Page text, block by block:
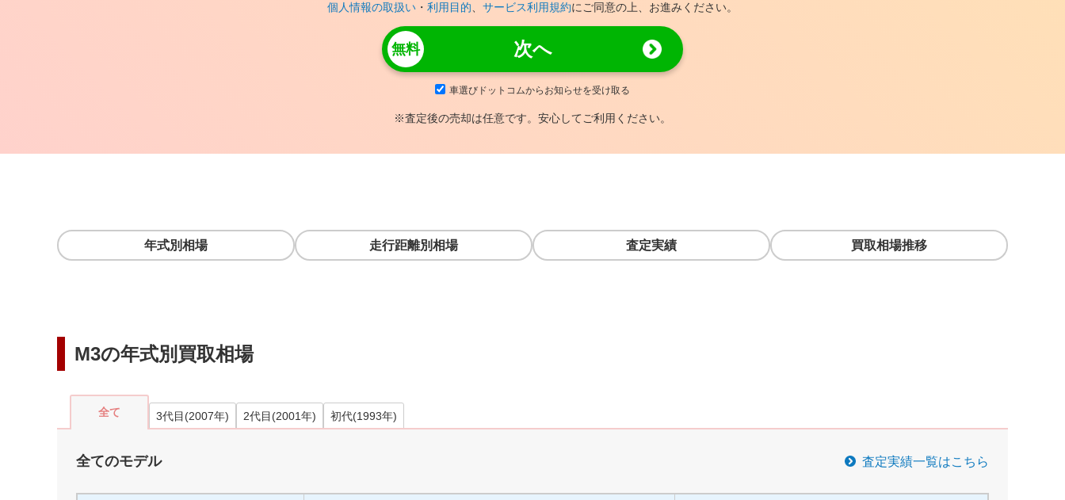
個人情報の取扱い ・ 利用目的 サービス利用規約にご同意の上、お進みください。
次へ
車選びドットコムからお知らせを受け取る
※査定後の売却は任意です。安心してご利用ください。
年式別相場 走行距離別相場 査定実績 買取相場推移
M3の年式別買取相場
全て 3代目 (2007年) 2代目 (2001年) 初代(1993年)
全てのモデル 査定実績一覧はこちら